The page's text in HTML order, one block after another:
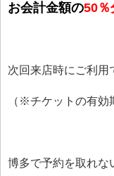
お会計金額の50％
次回来店時にご利用
（※チケットの有効
博多で予約を取れな